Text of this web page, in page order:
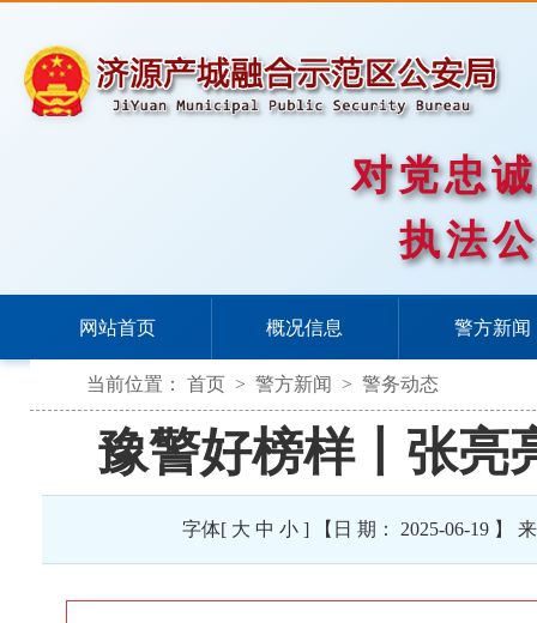
对党忠
执法
网站首页 概况信息 警方新闻
当前位置： 首页 > 警方新闻 > 警务动态
豫警好榜样丨张亮
字体[ 大 中 小 ] 【日 期： 2025-06-19 】